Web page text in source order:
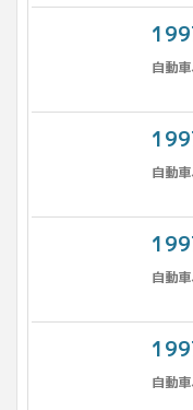
自動
自動
自動
自動